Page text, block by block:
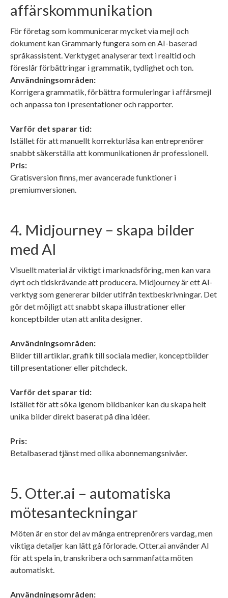
affärskommunikation
För företag som kommunicerar mycket via mejl och
dokument kan Grammarly fungera som en AI-baserad
språkassistent. Verktyget analyserar text i realtid och
föreslår förbättringar i grammatik, tydlighet och ton.
Användningsområden:
Korrigera grammatik, förbättra formuleringar i affärsmejl
och anpassa ton i presentationer och rapporter.
Varför det sparar tid:
Istället för att manuellt korrekturläsa kan entreprenörer
snabbt säkerställa att kommunikationen är professionell.
Pris:
Gratisversion finns, mer avancerade funktioner i
premiumversionen.
4. Midjourney – skapa bilder
med AI
Visuellt material är viktigt i marknadsföring, men kan vara
dyrt och tidskrävande att producera. Midjourney är ett AI-
verktyg som genererar bilder utifrån textbeskrivningar. Det
gör det möjligt att snabbt skapa illustrationer eller
konceptbilder utan att anlita designer.
Användningsområden:
Bilder till artiklar, grafik till sociala medier, konceptbilder
till presentationer eller pitchdeck.
Varför det sparar tid:
Istället för att söka igenom bildbanker kan du skapa helt
unika bilder direkt baserat på dina idéer.
Pris:
Betalbaserad tjänst med olika abonnemangsnivåer.
5. Otter.ai – automatiska
mötesanteckningar
Möten är en stor del av många entreprenörers vardag, men
viktiga detaljer kan lätt gå förlorade. Otter.ai använder AI
för att spela in, transkribera och sammanfatta möten
automatiskt.
Användningsområden: